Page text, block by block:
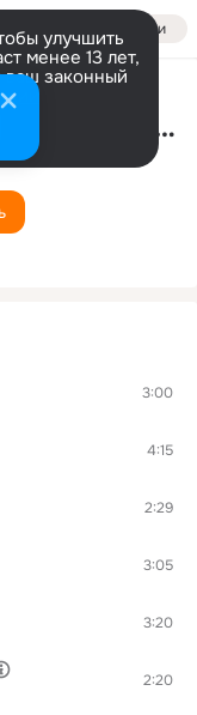
Войти
улучшить
менее 13 лет,
законный
Right Back (Extended Mix)
3:00
4:15
2:29
3:05
3:20
2:20